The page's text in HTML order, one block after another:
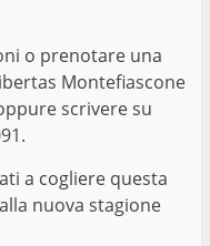
o prenotare una
Montefiascone
scrivere su
a cogliere questa
nuova stagione